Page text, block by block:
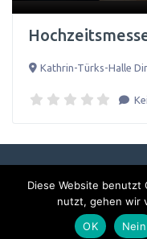
Kathrin-Türks-Halle
Impressum &
Diese Website benutzt
nutzt, gehen wir
OK
Nein